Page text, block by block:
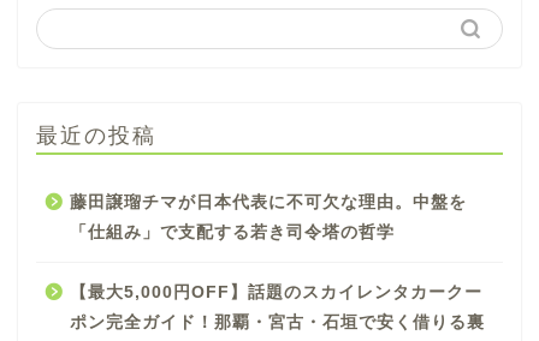
最近の投稿
藤田譲瑠チマが日本代表に不可欠な理由。中盤を
「仕組み」で支配する若き司令塔の哲学
【最大5,000円OFF】話題のスカイレンタカークー
ポン完全ガイド！那覇・宮古・石垣で安く借りる裏